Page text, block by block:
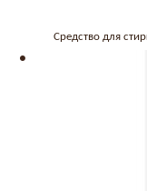
Средство для